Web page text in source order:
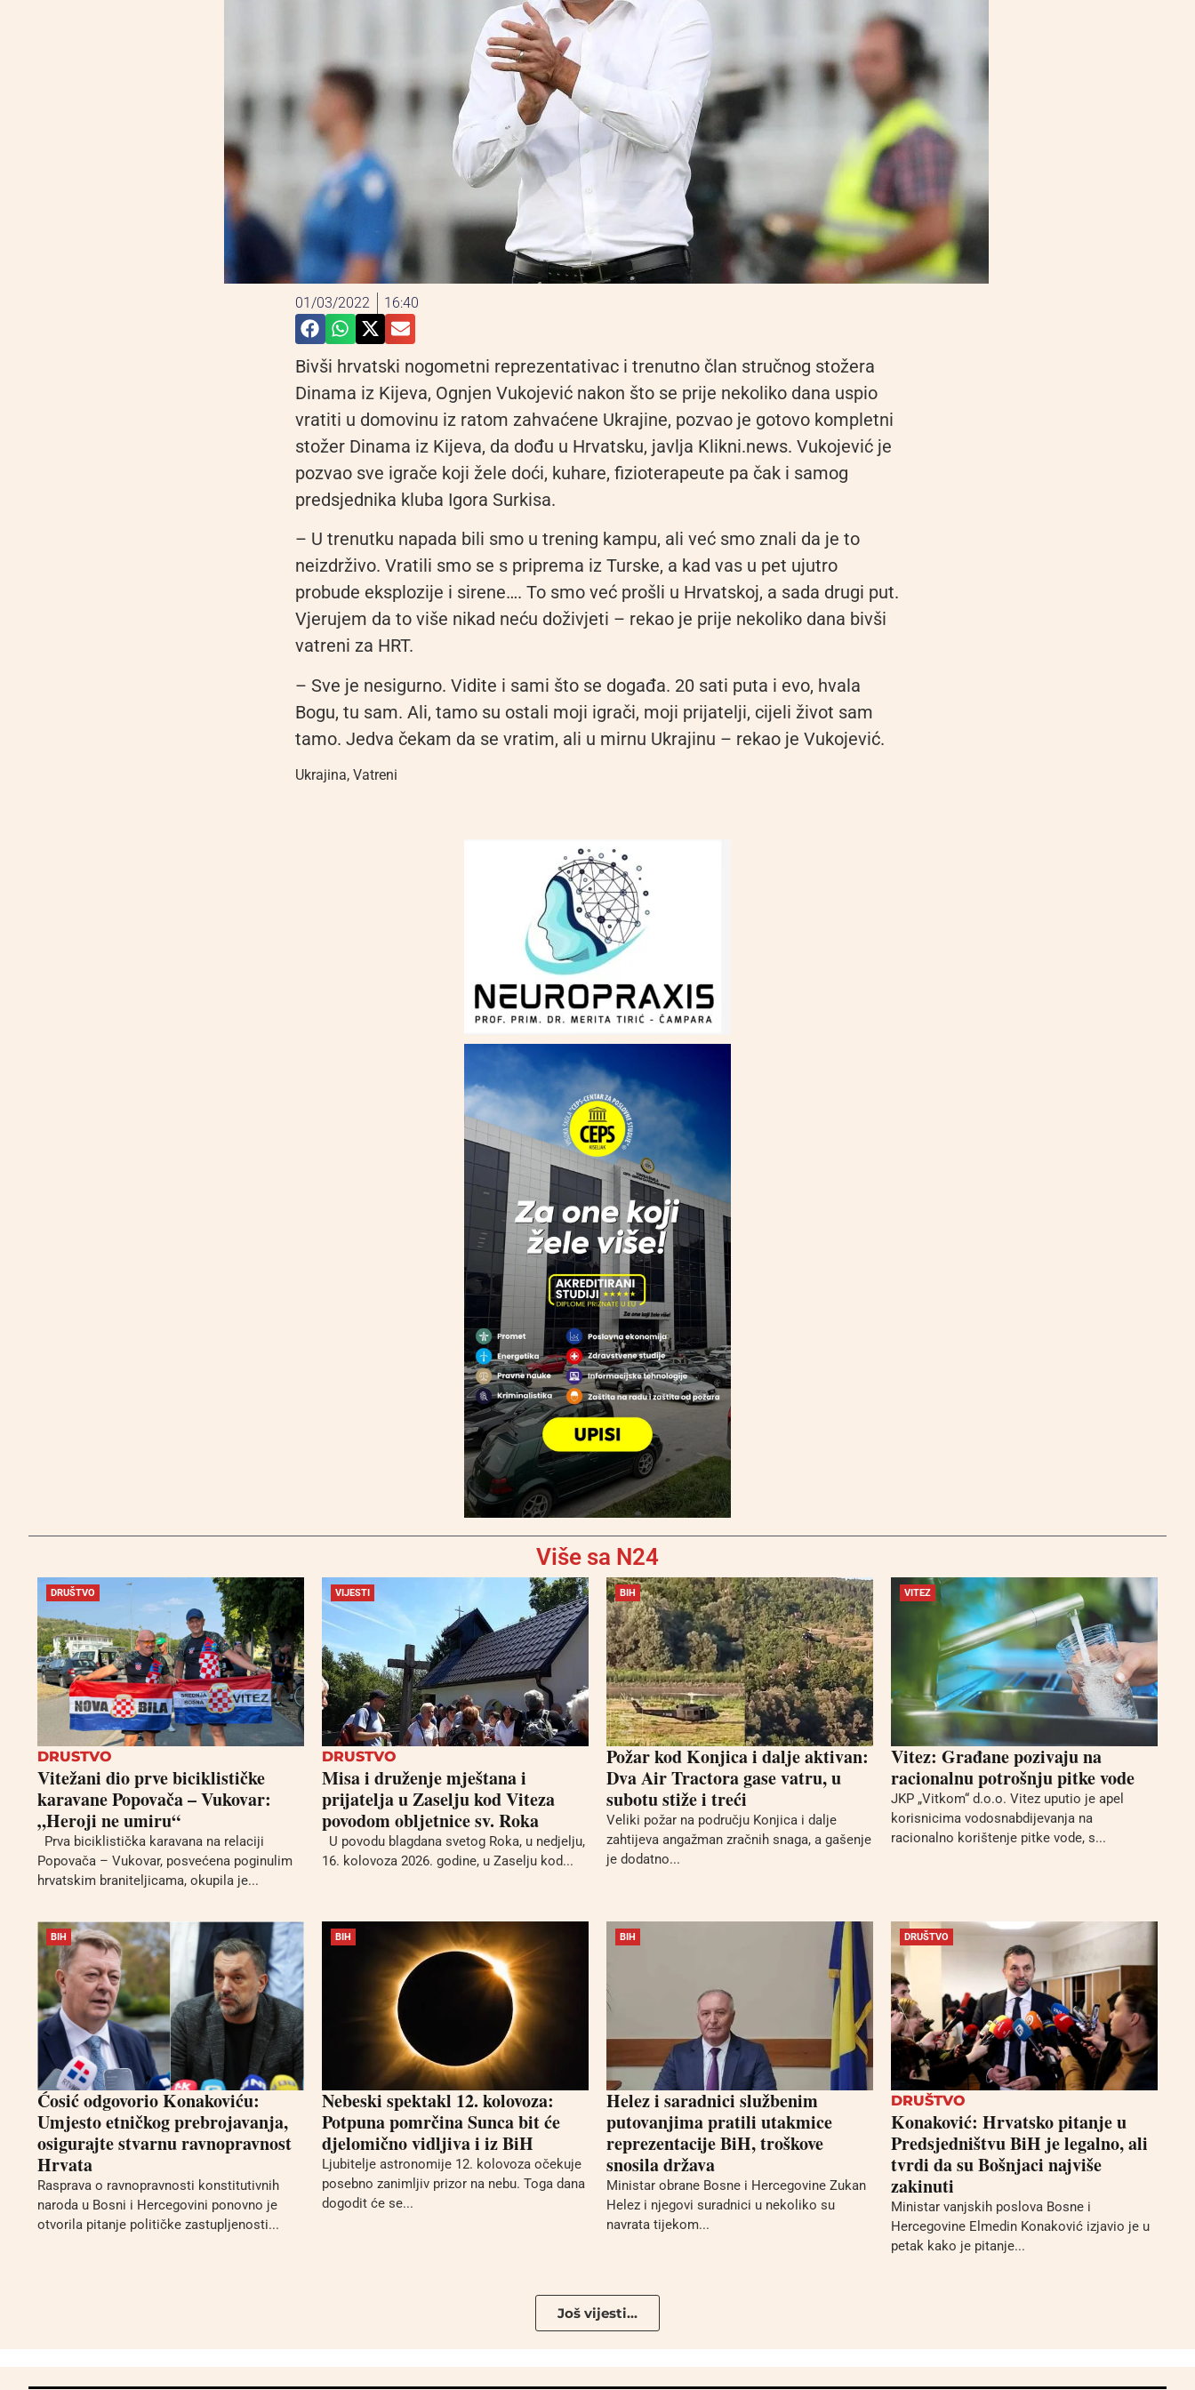
01/03/2022 16:40
Bivši hrvatski nogometni reprezentativac i trenutno član stručnog stožera
Dinama iz Kijeva, Ognjen Vukojević nakon što se prije nekoliko dana uspio
vratiti u domovinu iz ratom zahvaćene Ukrajine, pozvao je gotovo kompletni
stožer Dinama iz Kijeva, da dođu u Hrvatsku, javlja Klikni.news. Vukojević je
pozvao sve igrače koji žele doći, kuhare, fizioterapeute pa čak i samog
predsjednika kluba Igora Surkisa.
– U trenutku napada bili smo u trening kampu, ali već smo znali da je to
neizdrživo. Vratili smo se s priprema iz Turske, a kad vas u pet ujutro
probude eksplozije i sirene…. To smo već prošli u Hrvatskoj, a sada drugi put.
Vjerujem da to više nikad neću doživjeti – rekao je prije nekoliko dana bivši
vatreni za HRT.
– Sve je nesigurno. Vidite i sami što se događa. 20 sati puta i evo, hvala
Bogu, tu sam. Ali, tamo su ostali moji igrači, moji prijatelji, cijeli život sam
tamo. Jedva čekam da se vratim, ali u mirnu Ukrajinu – rekao je Vukojević.
Ukrajina, Vatreni
Više sa N24
DRUŠTVO
DRUSTVO
Vitežani dio prve biciklističke
karavane Popovača – Vukovar:
„Heroji ne umiru“
Prva biciklistička karavana na relaciji
Popovača – Vukovar, posvećena poginulim
hrvatskim braniteljicama, okupila je...
VIJESTI
DRUSTVO
Misa i druženje mještana i
prijatelja u Zaselju kod Viteza
povodom obljetnice sv. Roka
U povodu blagdana svetog Roka, u nedjelju,
16. kolovoza 2026. godine, u Zaselju kod...
BIH
Požar kod Konjica i dalje aktivan:
Dva Air Tractora gase vatru, u
subotu stiže i treći
Veliki požar na području Konjica i dalje
zahtijeva angažman zračnih snaga, a gašenje
je dodatno...
VITEZ
Vitez: Građane pozivaju na
racionalnu potrošnju pitke vode
JKP „Vitkom“ d.o.o. Vitez uputio je apel
korisnicima vodosnabdijevanja na
racionalno korištenje pitke vode, s...
BIH
Ćosić odgovorio Konakoviću:
Umjesto etničkog prebrojavanja,
osigurajte stvarnu ravnopravnost
Hrvata
Rasprava o ravnopravnosti konstitutivnih
naroda u Bosni i Hercegovini ponovno je
otvorila pitanje političke zastupljenosti...
BIH
Nebeski spektakl 12. kolovoza:
Potpuna pomrčina Sunca bit će
djelomično vidljiva i iz BiH
Ljubitelje astronomije 12. kolovoza očekuje
posebno zanimljiv prizor na nebu. Toga dana
dogodit će se...
BIH
Helez i saradnici službenim
putovanjima pratili utakmice
reprezentacije BiH, troškove
snosila država
Ministar obrane Bosne i Hercegovine Zukan
Helez i njegovi suradnici u nekoliko su
navrata tijekom...
DRUŠTVO
DRUŠTVO
Konaković: Hrvatsko pitanje u
Predsjedništvu BiH je legalno, ali
tvrdi da su Bošnjaci najviše
zakinuti
Ministar vanjskih poslova Bosne i
Hercegovine Elmedin Konaković izjavio je u
petak kako je pitanje...
Još vijesti...